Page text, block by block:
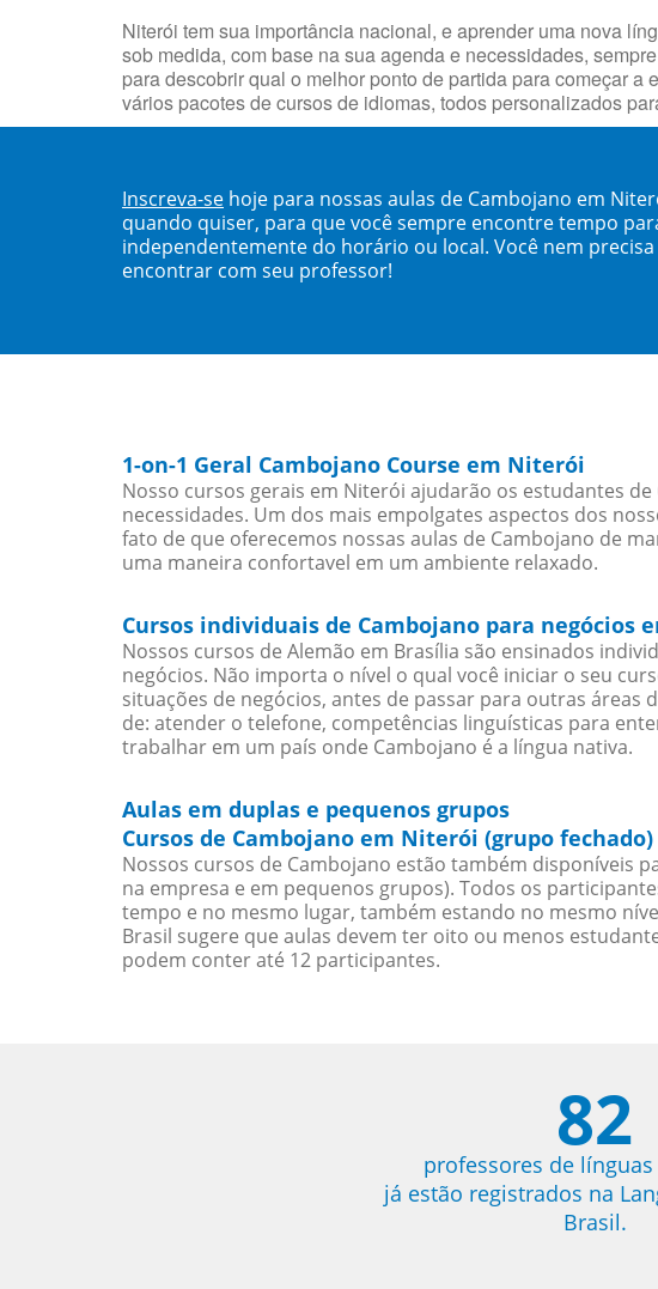
Niterói tem sua importância nacional, e aprender uma nova
sob medida, com base na sua agenda e necessidades,
para descobrir qual o melhor ponto de partida para começar
vários pacotes de cursos de idiomas, todos personalizados
Inscreva-se hoje para nossas aulas de Cambojano em
quando quiser, para que você sempre encontre tempo
independentemente do horário ou local. Você nem precisa
encontrar com seu professor!
1-on-1 Geral Cambojano Course em Niterói
Nosso cursos gerais em Niterói ajudarão os estudantes
necessidades. Um dos mais empolgates aspectos dos
fato de que oferecemos nossas aulas de Cambojano de
uma maneira confortavel em um ambiente relaxado.
Cursos individuais de Cambojano para negócios
Nossos cursos de Alemão em Brasília são ensinados
negócios. Não importa o nível o qual você iniciar o seu
situações de negócios, antes de passar para outras
de: atender o telefone, competências linguísticas para
trabalhar em um país onde Cambojano é a língua nativa.
Aulas em duplas e pequenos grupos
Cursos de Cambojano em Niterói (grupo fechado)
Nossos cursos de Cambojano estão também disponíveis
na empresa e em pequenos grupos). Todos os
tempo e no mesmo lugar, também estando no mesmo
Brasil sugere que aulas devem ter oito ou menos
podem conter até 12 participantes.
82
professores de
já estão registrados na
Brasil.